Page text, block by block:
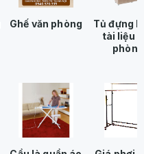
Ghế văn phòng
Tủ đựng
tài liệu
phòng